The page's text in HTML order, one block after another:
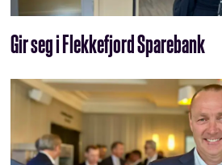
Gir seg i Flekkefjord Sparebank